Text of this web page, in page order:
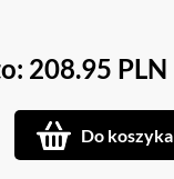
208.95 PLN
Do koszyka